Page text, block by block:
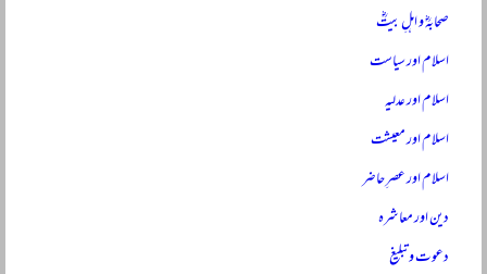
صحابہؓ و اہلِ بیتؓ
اسلام اور سیاست
اسلام اور عدلیہ
اسلام اور معیشت
اسلام اور عصرِ حاضر
دین اور معاشرہ
دعوت و تبلیغ